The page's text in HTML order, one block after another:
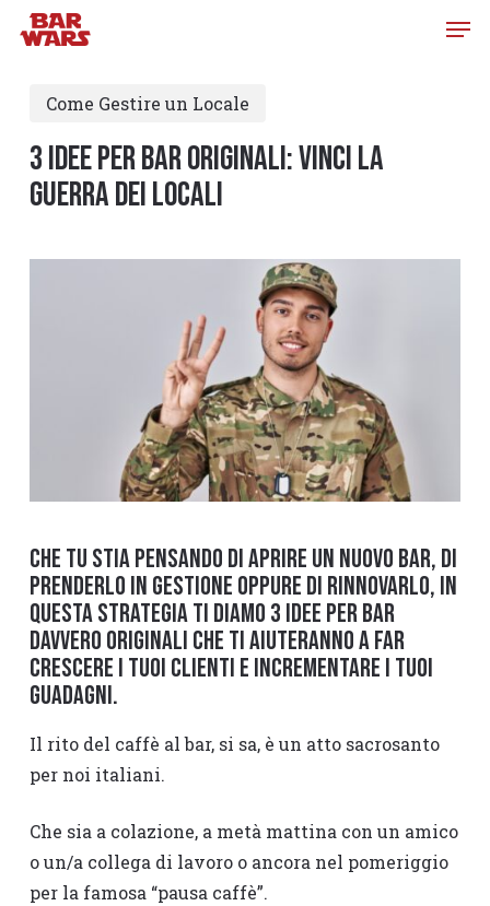
Skip
contentCome Gestire un Locale
3 Idee per Bar Originali: Vinci la
Guerra dei Locali
Che tu stia pensando di aprire un nuovo bar, di
prenderlo in gestione oppure di rinnovarlo, in
questa strategia ti diamo 3 idee per bar
davvero originali che ti aiuteranno a far
crescere i tuoi clienti e incrementare i tuoi
guadagni.
Il rito del caffè al bar, si sa, è un atto sacrosanto
per noi italiani.
Che sia a colazione, a metà mattina con un amico
o un/a collega di lavoro o ancora nel pomeriggio
per la famosa “pausa caffè”.